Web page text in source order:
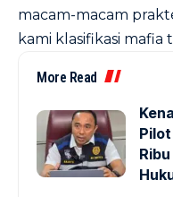
macam-macam
kami klasifikasi mafia
More Read